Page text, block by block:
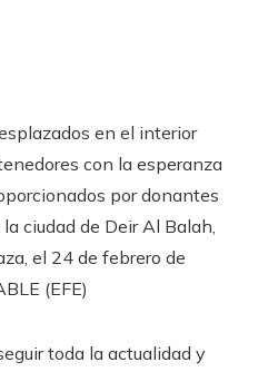
en el interior
con la esperanza
por donantes
ciudad de Deir Al Balah,
el 24 de febrero de
(EFE)
toda la actualidad y